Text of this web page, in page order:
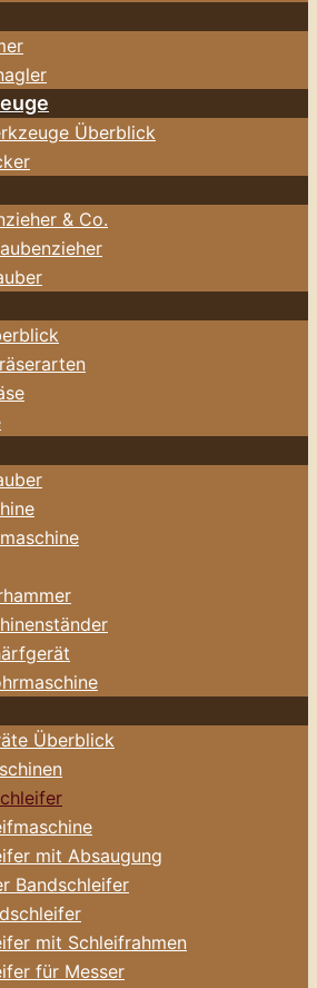
Überblick
& Co.
Überblick
mit Absaugung
Bandschleifer
mit Schleifrahmen
für Messer